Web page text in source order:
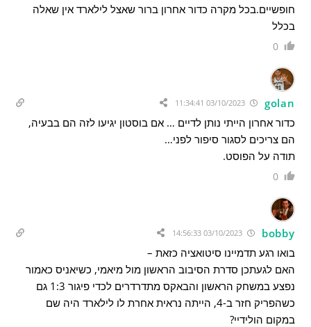
חופשיים.בכל מקרה כדור אחרון ברור שאצל לילארד אין שאלה
בכלל
0
golan
כדור אחרון הייתי נותן לדיים … אם בוסטון יגיעו לזה הם בבעיה,
הם צריכים לסגור סיפור לפני…
תודה על הפוסט.
0
bobby
בואו רגע תדמיינו סיטואציה כזאת –
האם לגעתכן סדרת הסיבוב הראשון מול מיאמי, כשיאניס כאמור
נפצע במשחק הראשון והבאקס מתדרדרים לכדי פיגור 1:3 גם
כשהפריק חזר ב-4, הייתה נראית אחרת לו לילארד היה שם
במקום הולידיי?